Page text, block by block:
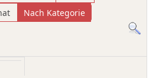
Nach Kategorie
um die Liste zu filtern